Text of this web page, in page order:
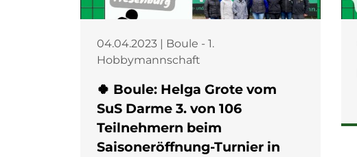
04.04.2023 | Boule - 1.
Hobbymannschaft
🍀 Boule: Helga Grote vom
SuS Darme 3. von 106
Teilnehmern beim
Saisoneröffnung-Turnier in